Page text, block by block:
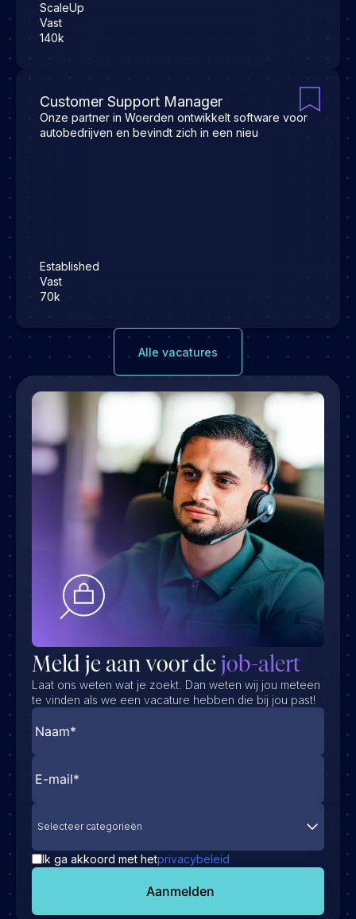
ScaleUp
Vast
140k
Customer Support Manager
Onze partner in Woerden ontwikkelt software voor
autobedrijven en bevindt zich in een nieu
Established
Vast
70k
Alle vacatures
Meld je aan voor dejob-alert
Laat ons weten wat je zoekt. Dan weten wij jou meteen
te vinden als we een vacature hebben die bij jou past!
Selecteer categorieën
Ik ga akkoord met hetprivacybeleid
Aanmelden